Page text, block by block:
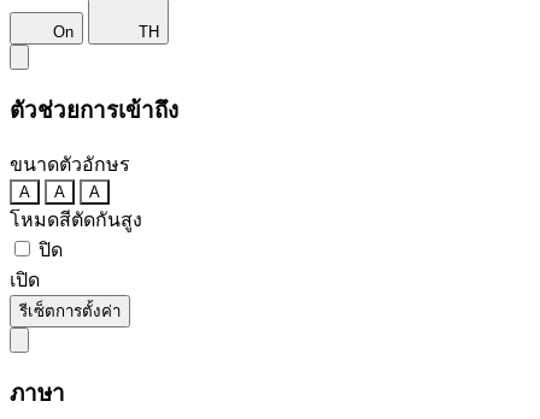
On TH
ตัวช่วยการเข้าถึง
ขนาดตัวอักษร
A A A
โหมดสีตัดกันสูง
ปิด
เปิด
รีเซ็ตการตั้งค่า
ภาษา